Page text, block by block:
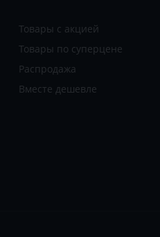
Товары с акцией
Товары по суперцене
Распродажа
Вместе дешевле